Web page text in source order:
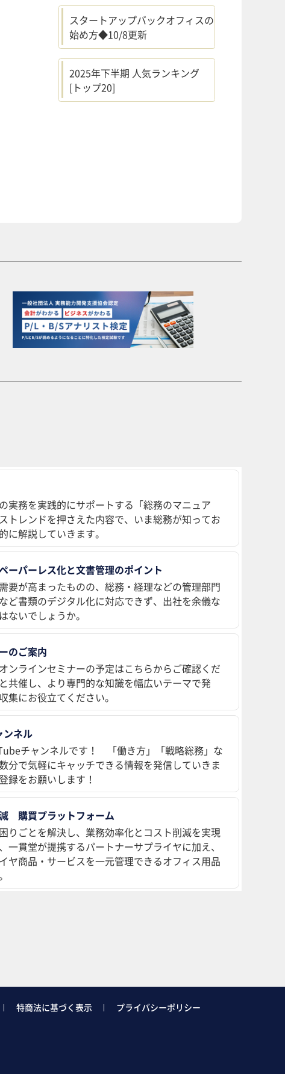
スタートアップバックオフィスの
始め方◆10/8更新
2025年下半期 人気ランキング
[トップ20]
実務を実践的にサポートする「総務のマニュア
トレンドを押さえた内容で、いま総務が知ってお
に解説していきます。
ーパーレス化と文書管理のポイント
要が高まったものの、総務・経理などの管理部門
ど書類のデジタル化に対応できず、出社を余儀な
ないでしょうか。
のご案内
ンラインセミナーの予定はこちらからご確認くだ
共催し、より専門的な知識を幅広いテーマで発
集にお役立てください。
ンネル
チャンネルです！ 「働き方」「戦略総務」な
分で気軽にキャッチできる情報を発信していきま
録をお願いします！
購買プラットフォーム
りごとを解決し、業務効率化とコスト削減を実現
一貫堂が提携するパートナーサプライヤに加え、
ヤ商品・サービスを一元管理できるオフィス用品
特商法に基づく表示 プライバシーポリシー